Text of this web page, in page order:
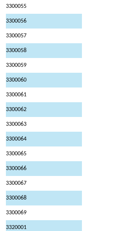
3300055
3300056
3300057
3300058
3300059
3300060
3300061
3300062
3300063
3300064
3300065
3300066
3300067
3300068
3300069
3320001